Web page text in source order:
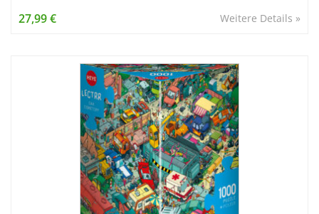
Weitere Details »
27,99 €